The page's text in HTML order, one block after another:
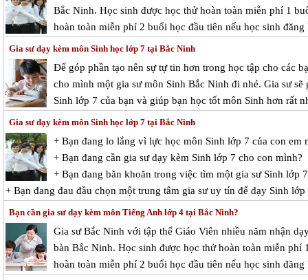
Bắc Ninh. Học sinh được học thử hoàn toàn miễn phí 1
hoàn toàn miễn phí 2 buổi học đầu tiên nếu học sinh
Gia sư dạy kèm môn Sinh học lớp 7 tại Bắc Ninh
Để góp phần tạo nên sự tự tin hơn trong học tập cho các
cho mình một gia sư môn Sinh Bắc Ninh đi nhé. Gia sư
Sinh lớp 7 của bạn và giúp bạn học tốt môn Sinh hơn rất
Gia sư dạy kèm môn Sinh học lớp 7 tại Bắc Ninh
+ Bạn đang lo lắng vì lực học môn Sinh lớp 7 của con em
+ Bạn đang cần gia sư dạy kèm Sinh lớp 7 cho con mình?
+ Bạn đang băn khoăn trong việc tìm một gia sư Sinh lớp
+ Bạn đang đau đầu chọn một trung tâm gia sư uy tín để dạy Sinh lớp
Bạn cần gia sư dạy kèm môn Tiếng Anh lớp 4 tại Bắc Ninh?
Gia sư Bắc Ninh với tập thể Giáo Viên nhiều năm nhận
bàn Bắc Ninh. Học sinh được học thử hoàn toàn miễn
hoàn toàn miễn phí 2 buổi học đầu tiên nếu học sinh